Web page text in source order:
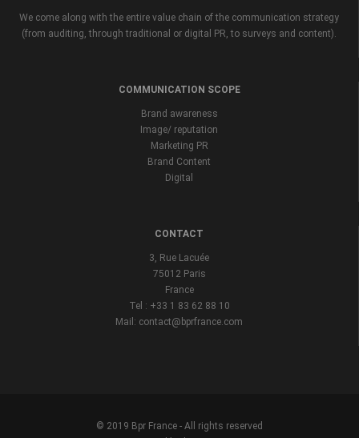
We come along with the entire value chain of the communication strategy
(from auditing, through traditional or digital PR, to surveys and content).
COMMUNICATION SCOPE
Brand awareness
Image/ reputation
Marketing PR
Brand Content
Digital
CONTACT
3, Rue Lacuée
75012 Paris
France
Tel : +33 1 83 62 88 10
Mail: contact@bprfrance.com
© 2019 Bpr France - All rights reserved